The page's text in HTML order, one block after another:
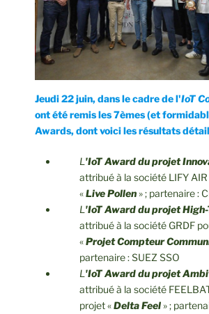
Jeudi 22 juin, dans le cadre de l'IoT
ont été remis les 7èmes (et
Awards, dont voici les résultats
L 'IoT Award du projet
attribué à la société LIFY
«Live Pollen » ; partenaire :
L 'IoT Award du projet
attribué à la société GRDF
«Projet Compteur
partenaire : SUEZ SSO
L 'IoT Award du projet
attribué à la société
projet «Delta Feel » ;